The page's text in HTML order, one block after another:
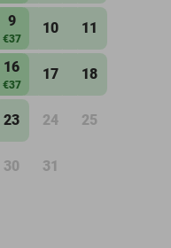
9
€37
10 11
16
€37
17 18
23 24 25
30 31